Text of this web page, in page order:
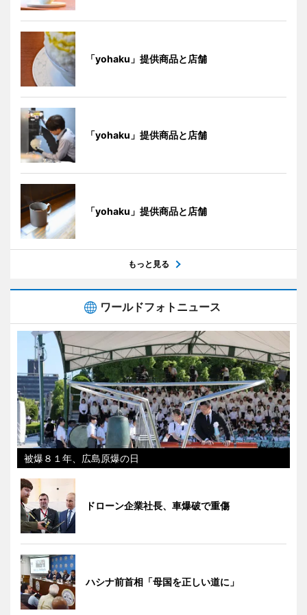
「yohaku」提供商品と店舗
「yohaku」提供商品と店舗
「yohaku」提供商品と店舗
もっと見る
ワールドフォトニュース
被爆８１年、広島原爆の日
ドローン企業社長、車爆破で重傷
ハシナ前首相「母国を正しい道に」